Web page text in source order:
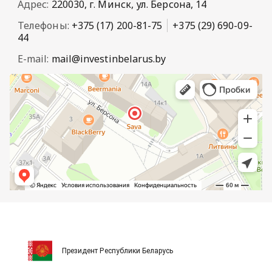
Адрес: 220030, г. Минск, ул. Берсона, 14
Телефоны: +375 (17) 200-81-75
+375 (29) 690-09-
44
E-mail: mail@investinbelarus.by
Президент Республики Беларусь